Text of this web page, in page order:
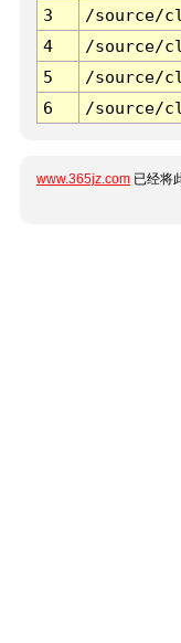
3 /source/
4
/source/
5
/source/
6
/source/
www.365jz.com 已经将